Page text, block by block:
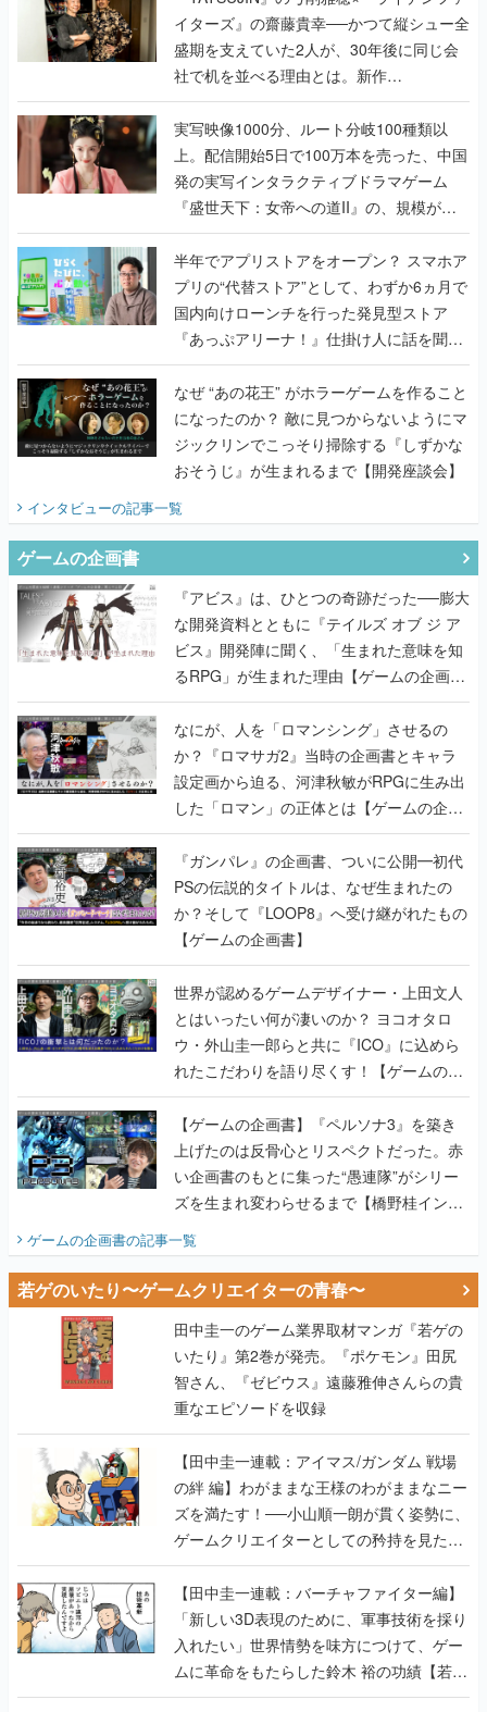
イターズ』の齋藤貴幸──かつて縦シュー全
盛期を支えていた2人が、30年後に同じ会
社で机を並べる理由とは。新作
『TATSUJIN EXTREME』で初タッグを組
んだレジェンド2人に訊く開発秘話
実写映像1000分、ルート分岐100種類以
上。配信開始5日で100万本を売った、中国
発の実写インタラクティブドラマゲーム
『盛世天下：女帝への道II』の、規模が違
うこだわりをプロデューサーに聞いた
半年でアプリストアをオープン？ スマホア
プリの“代替ストア”として、わずか6ヵ月で
国内向けローンチを行った発見型ストア
『あっぷアリーナ！』仕掛け人に話を聞い
てみた
なぜ “あの花王” がホラーゲームを作ること
になったのか？ 敵に見つからないようにマ
ジックリンでこっそり掃除する『しずかな
おそうじ』が生まれるまで【開発座談会】
インタビューの記事一覧
ゲームの企画書
『アビス』は、ひとつの奇跡だった──膨大
な開発資料とともに『テイルズ オブ ジ ア
ビス』開発陣に聞く、「生まれた意味を知
るRPG」が生まれた理由【ゲームの企画
書】
なにが、人を「ロマンシング」させるの
か？『ロマサガ2』当時の企画書とキャラ
設定画から迫る、河津秋敏がRPGに生み出
した「ロマン」の正体とは【ゲームの企画
書】
『ガンパレ』の企画書、ついに公開━初代
PSの伝説的タイトルは、なぜ生まれたの
か？そして『LOOP8』へ受け継がれたもの
【ゲームの企画書】
世界が認めるゲームデザイナー・上田文人
とはいったい何が凄いのか？ ヨコオタロ
ウ・外山圭一郎らと共に『ICO』に込めら
れたこだわりを語り尽くす！【ゲームの企
画書】
【ゲームの企画書】『ペルソナ3』を築き
上げたのは反骨心とリスペクトだった。赤
い企画書のもとに集った“愚連隊”がシリー
ズを生まれ変わらせるまで【橋野桂インタ
ビュー】
ゲームの企画書の記事一覧
若ゲのいたり〜ゲームクリエイターの青春〜
田中圭一のゲーム業界取材マンガ『若ゲの
いたり』第2巻が発売。『ポケモン』田尻
智さん、『ゼビウス』遠藤雅伸さんらの貴
重なエピソードを収録
【田中圭一連載：アイマス/ガンダム 戦場
の絆 編】わがままな王様のわがままなニー
ズを満たす！──小山順一朗が貫く姿勢に、
ゲームクリエイターとしての矜持を見た
【若ゲのいたり最終回】
【田中圭一連載：バーチャファイター編】
「新しい3D表現のために、軍事技術を採り
入れたい」世界情勢を味方につけて、ゲー
ムに革命をもたらした鈴木 裕の功績【若ゲ
のいたり】